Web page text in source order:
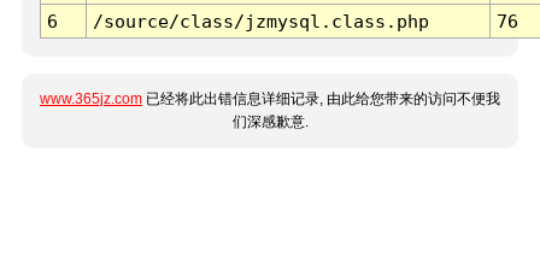
6
/source/class/jzmysql.class.php 76
www.365jz.com 已经将此出错信息详细记录, 由此给您带来的访问不便我
们深感歉意.